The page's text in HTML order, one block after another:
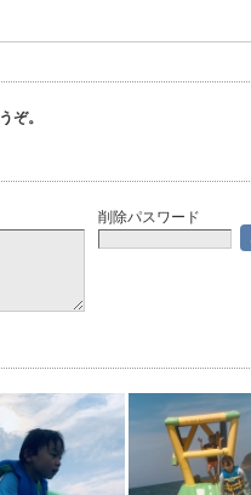
ぞ。
削除パスワード